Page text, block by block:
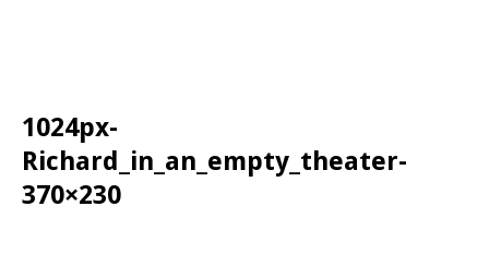
1024px-
Richard_in_an_empty_theater-
370×230